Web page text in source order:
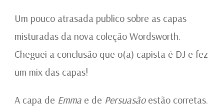
Um pouco atrasada publico sobre as capas
misturadas da nova coleção Wordsworth.
Cheguei a conclusão que o(a) capista é DJ e fez
um mix das capas!
A capa de Emma e de Persuasãoestão corretas.